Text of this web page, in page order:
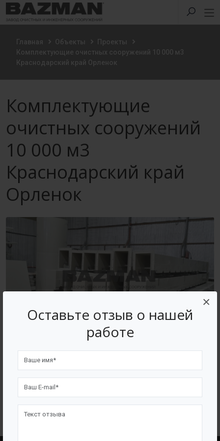
Оставьте отзыв о нашей
работе
×
Главная Объекты
Проекты
Комплектующие очистных сооружений 10 000 м3
Краснодарский край Орленок
Комплектующие
очистных сооружений
10 000 м3
Краснодарский край
Орленок